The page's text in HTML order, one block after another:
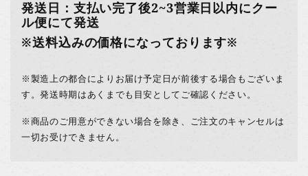
発送日：支払い完了後2~3営業日以内にクー
ル便にて発送
※送料込みの価格になっております※
※製造上の都合によりお届け予定日が前後する場合もございま
す。発送時期はあくまでも目安としてご確認ください。
※商品のご用意ができない場合を除き、ご注文のキャンセルは
一切お受けできません。